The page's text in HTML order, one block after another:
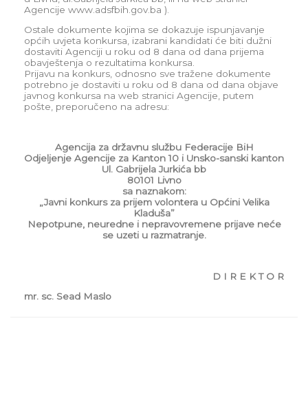
Agencije www.adsfbih.gov.ba ).
Ostale dokumente kojima se dokazuje ispunjavanje
općih uvjeta konkursa, izabrani kandidati će biti dužni
dostaviti Agenciji u roku od 8 dana od dana prijema
obavještenja o rezultatima konkursa.
Prijavu na konkurs, odnosno sve tražene dokumente
potrebno je dostaviti u roku od 8 dana od dana objave
javnog konkursa na web stranici Agencije, putem
pošte, preporučeno na adresu:
Agencija za državnu službu Federacije BiH
Odjeljenje Agencije za Kanton 10 i Unsko-sanski kanton
Ul. Gabrijela Jurkića bb
80101 Livno
sa naznakom:
„Javni konkurs za prijem volontera u Općini Velika
Kladuša”
Nepotpune, neuredne i nepravovremene prijave neće
se uzeti u razmatranje.
D I R E K T O R
mr. sc. Sead Maslo